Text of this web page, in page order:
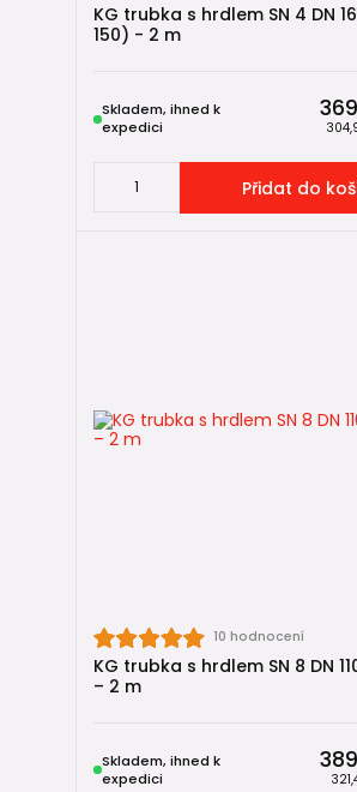
KG trubka s hrdlem SN 4 DN
150) - 2 m
Skladem, ihned k
expedici
Přidat do
10 hodnocení
KG trubka s hrdlem SN 8 DN
– 2 m
Skladem, ihned k
expedici